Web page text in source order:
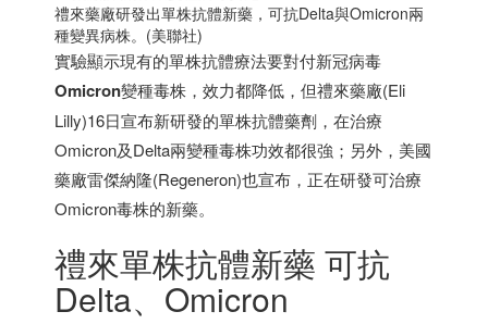
禮來藥廠研發出單株抗體新藥，可抗Delta與Omicron兩
種變異病株。(美聯社)
實驗顯示現有的單株抗體療法要對付新冠病毒
Omicron變種毒株，效力都降低，但禮來藥廠(Eli
Lilly)16日宣布新研發的單株抗體藥劑，在治療
Omicron及Delta兩變種毒株功效都很強；另外，美國
藥廠雷傑納隆(Regeneron)也宣布，正在研發可治療
Omicron毒株的新藥。
禮來單株抗體新藥 可抗
Delta、Omicron